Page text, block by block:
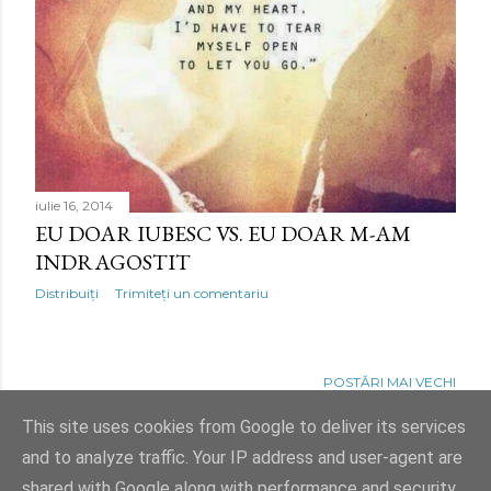
i
iulie 16, 2014
EU DOAR IUBESC VS. EU DOAR M-AM
INDRAGOSTIT
Distribuiți Trimiteți un comentariu
POSTĂRI MAI VECHI
This site uses cookies from Google to deliver its services
and to analyze traffic. Your IP address and user-agent are